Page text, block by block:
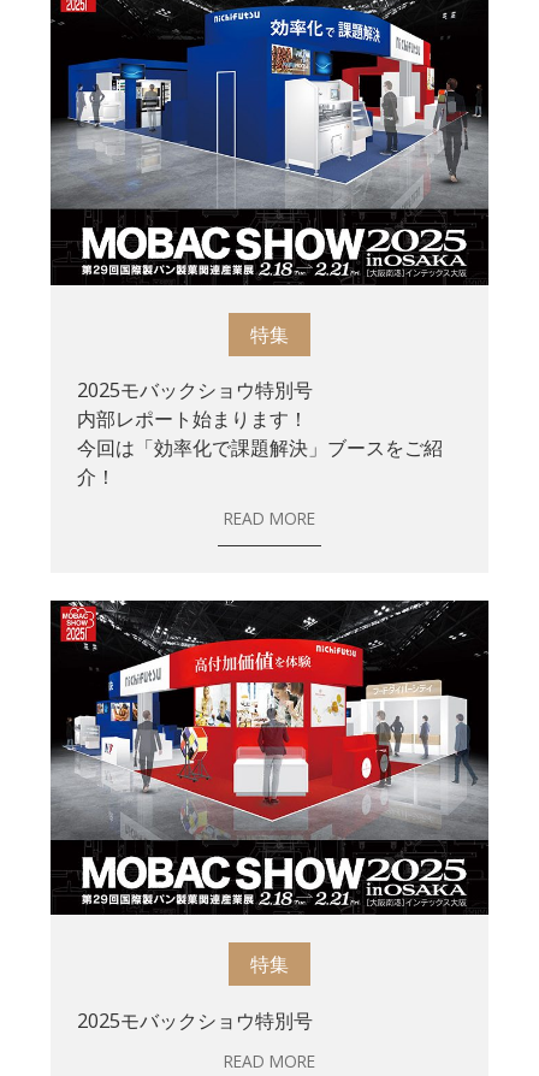
特集
2025モバックショウ特別号
内部レポート始まります！
今回は「効率化で課題解決」ブースをご紹
介！
READ MORE
特集
2025モバックショウ特別号
READ MORE